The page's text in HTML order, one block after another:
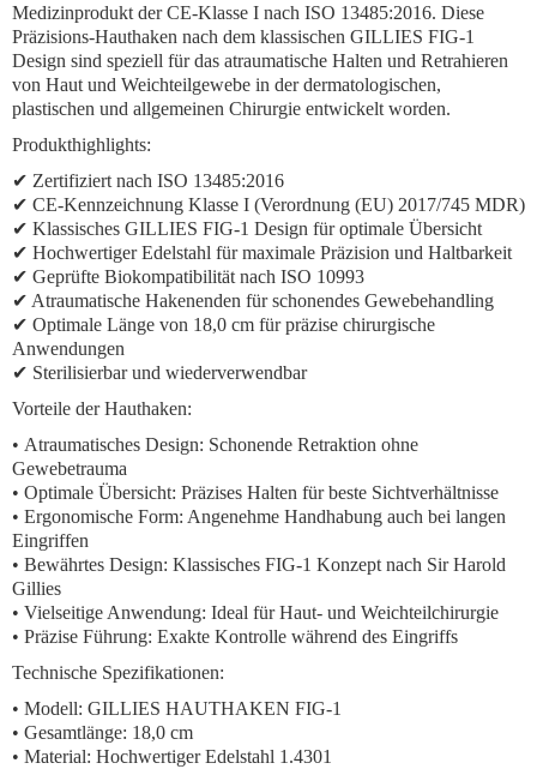
Medizinprodukt der CE-Klasse I nach ISO 13485:2016. Diese
Präzisions-Hauthaken nach dem klassischen GILLIES FIG-1
Design sind speziell für das atraumatische Halten und Retrahieren
von Haut und Weichteilgewebe in der dermatologischen,
plastischen und allgemeinen Chirurgie entwickelt worden.
Produkthighlights:
✔ Zertifiziert nach ISO 13485:2016
✔ CE-Kennzeichnung Klasse I (Verordnung (EU) 2017/745 MDR)
✔ Klassisches GILLIES FIG-1 Design für optimale Übersicht
✔ Hochwertiger Edelstahl für maximale Präzision und Haltbarkeit
✔ Geprüfte Biokompatibilität nach ISO 10993
✔ Atraumatische Hakenenden für schonendes Gewebehandling
✔ Optimale Länge von 18,0 cm für präzise chirurgische
Anwendungen
✔ Sterilisierbar und wiederverwendbar
Vorteile der Hauthaken:
• Atraumatisches Design: Schonende Retraktion ohne
Gewebetrauma
• Optimale Übersicht: Präzises Halten für beste Sichtverhältnisse
• Ergonomische Form: Angenehme Handhabung auch bei langen
Eingriffen
• Bewährtes Design: Klassisches FIG-1 Konzept nach Sir Harold
Gillies
• Vielseitige Anwendung: Ideal für Haut- und Weichteilchirurgie
• Präzise Führung: Exakte Kontrolle während des Eingriffs
Technische Spezifikationen:
• Modell: GILLIES HAUTHAKEN FIG-1
• Gesamtlänge: 18,0 cm
• Material: Hochwertiger Edelstahl 1.4301